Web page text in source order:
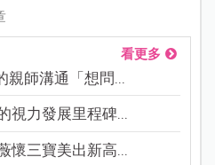
看更多
親師溝通「想問...
視力發展里程碑...
懷三寶美出新高...